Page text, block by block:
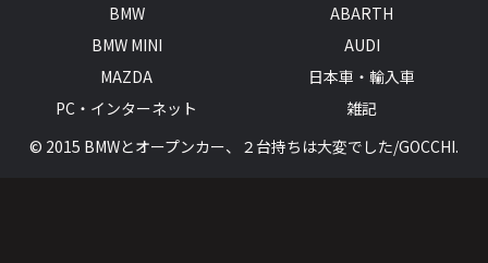
BMW
ABARTH
BMW MINI
AUDI
MAZDA
日本車・輸入車
PC・インターネット
雑記
© 2015 BMWとオープンカー、２台持ちは大変でした/GOCCHI.